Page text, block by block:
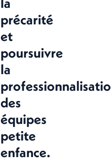
précarité
et
poursuivre
la
des
équipes
petite
enfance.